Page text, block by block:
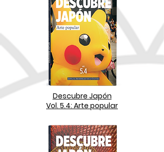
Descubre Japón
Vol. 5.4: Arte popular